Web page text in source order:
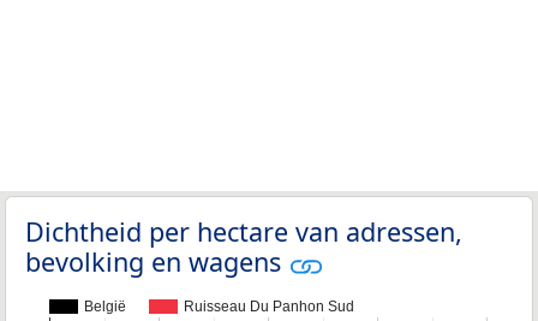
Dichtheid per hectare van adressen,
bevolking en wagens
België Ruisseau Du Panhon Sud